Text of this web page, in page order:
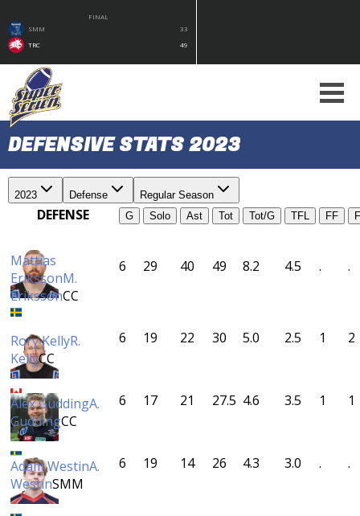
FINAL
SMM
33
TRC
49
DEFENSIVE STATS 2023
2023 Defense Regular Season
DEFENSE G Solo Ast Tot Tot/G TFL FF
Mattias
ErikssonM.
ErikssonCC
6 29 40 49 8.2 4.5 . .
Rory KellyR.
KellyCC
6 19 22 30 5.0 2.5 1 2
Alex GuddingA.
GuddingCC
6 17 21 27.5 4.6 3.5 1 1
Adam WestinA.
WestinSMM
6 19 14 26 4.3 3.0 . .